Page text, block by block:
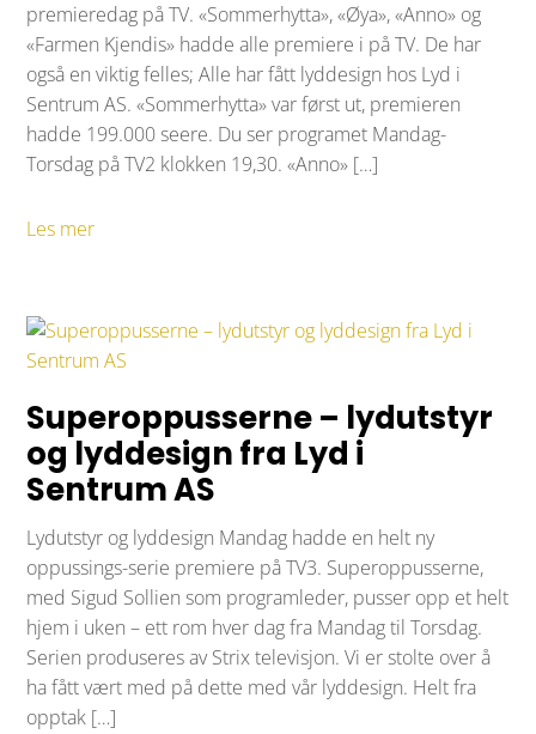
premieredag på TV. «Sommerhytta», «Øya», «Anno» og
«Farmen Kjendis» hadde alle premiere i på TV. De har
også en viktig felles; Alle har fått lyddesign hos Lyd i
Sentrum AS. «Sommerhytta» var først ut, premieren
hadde 199.000 seere. Du ser programet Mandag-
Torsdag på TV2 klokken 19,30. «Anno» […]
Les mer
Superoppusserne – lydutstyr
og lyddesign fra Lyd i
Sentrum AS
Lydutstyr og lyddesign Mandag hadde en helt ny
oppussings-serie premiere på TV3. Superoppusserne,
med Sigud Sollien som programleder, pusser opp et helt
hjem i uken – ett rom hver dag fra Mandag til Torsdag.
Serien produseres av Strix televisjon. Vi er stolte over å
ha fått vært med på dette med vår lyddesign. Helt fra
opptak […]